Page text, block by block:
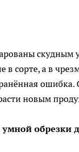
скудным
в сорте, а в
ошибка.
новым
обрезки